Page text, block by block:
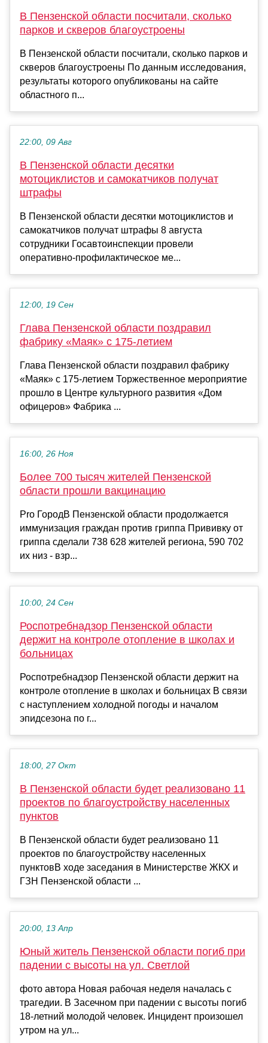
В Пензенской области посчитали, сколько
парков и скверов благоустроены
В Пензенской области посчитали, сколько парков и
скверов благоустроены По данным исследования,
результаты которого опубликованы на сайте
областного п...
22:00, 09 Авг
В Пензенской области десятки
мотоциклистов и самокатчиков получат
штрафы
В Пензенской области десятки мотоциклистов и
самокатчиков получат штрафы 8 августа
сотрудники Госавтоинспекции провели
оперативно-профилактическое ме...
12:00, 19 Сен
Глава Пензенской области поздравил
фабрику «Маяк» с 175-летием
Глава Пензенской области поздравил фабрику
«Маяк» с 175-летием Торжественное мероприятие
прошло в Центре культурного развития «Дом
офицеров» Фабрика ...
16:00, 26 Ноя
Более 700 тысяч жителей Пензенской
области прошли вакцинацию
Pro ГородВ Пензенской области продолжается
иммунизация граждан против гриппа Прививку от
гриппа сделали 738 628 жителей региона, 590 702
их низ - взр...
10:00, 24 Сен
Роспотребнадзор Пензенской области
держит на контроле отопление в школах и
больницах
Роспотребнадзор Пензенской области держит на
контроле отопление в школах и больницах В связи
с наступлением холодной погоды и началом
эпидсезона по г...
18:00, 27 Окт
В Пензенской области будет реализовано 11
проектов по благоустройству населенных
пунктов
В Пензенской области будет реализовано 11
проектов по благоустройству населенных
пунктовВ ходе заседания в Министерстве ЖКХ и
ГЗН Пензенской области ...
20:00, 13 Апр
Юный житель Пензенской области погиб при
падении с высоты на ул. Светлой
фото автора Новая рабочая неделя началась с
трагедии. В Засечном при падении с высоты погиб
18-летний молодой человек. Инцидент произошел
утром на ул...